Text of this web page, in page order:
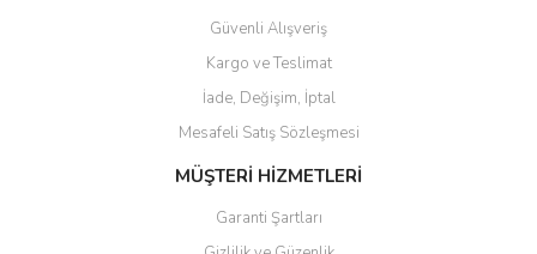
Güvenli Alışveriş
Kargo ve Teslimat
İade, Değişim, İptal
Mesafeli Satış Sözleşmesi
MÜŞTERİ HİZMETLERİ
Garanti Şartları